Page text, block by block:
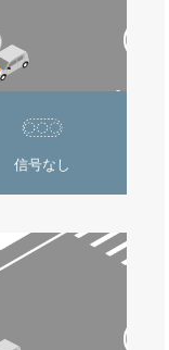
信号なし